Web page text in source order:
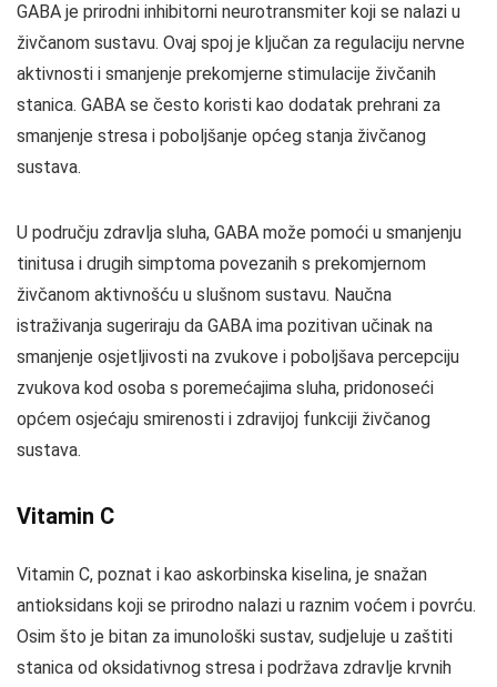
GABA je prirodni inhibitorni neurotransmiter koji se nalazi u
živčanom sustavu. Ovaj spoj je ključan za regulaciju nervne
aktivnosti i smanjenje prekomjerne stimulacije živčanih
stanica. GABA se često koristi kao dodatak prehrani za
smanjenje stresa i poboljšanje općeg stanja živčanog
sustava.
U području zdravlja sluha, GABA može pomoći u smanjenju
tinitusa i drugih simptoma povezanih s prekomjernom
živčanom aktivnošću u slušnom sustavu. Naučna
istraživanja sugeriraju da GABA ima pozitivan učinak na
smanjenje osjetljivosti na zvukove i poboljšava percepciju
zvukova kod osoba s poremećajima sluha, pridonoseći
općem osjećaju smirenosti i zdravijoj funkciji živčanog
sustava.
Vitamin C
Vitamin C, poznat i kao askorbinska kiselina, je snažan
antioksidans koji se prirodno nalazi u raznim voćem i povrću.
Osim što je bitan za imunološki sustav, sudjeluje u zaštiti
stanica od oksidativnog stresa i podržava zdravlje krvnih